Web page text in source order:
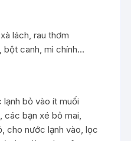
lách, rau thơm
bột canh, mì chính…
bỏ vào ít muối
các bạn xé bỏ mai,
cho nước lạnh vào, lọc